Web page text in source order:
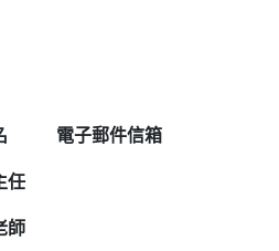
電子郵件信箱
任
師